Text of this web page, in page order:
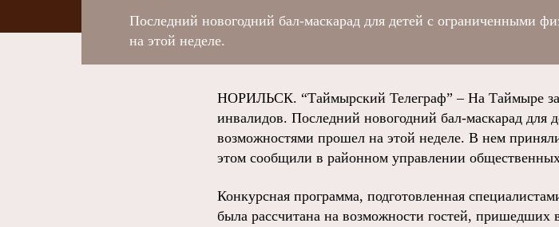
Последний новогодний бал-маскарад для детей с ограниченными
на этой неделе.
НОРИЛЬСК. “Таймырский Телеграф” – На Таймыре
инвалидов. Последний новогодний бал-маскарад для
возможностями прошел на этой неделе. В нем
этом сообщили в районном управлении
Конкурсная программа, подготовленная
была рассчитана на возможности гостей,